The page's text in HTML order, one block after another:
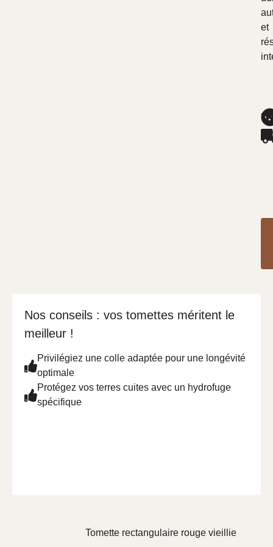
et
Nos conseils : vos tomettes méritent le
meilleur !
Privilégiez une colle adaptée pour une longévité
optimale
Protégez vos terres cuites avec un hydrofuge
spécifique
Tomette rectangulaire rouge vieillie